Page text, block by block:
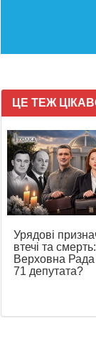
ЦЕ ТЕЖ
Урядові
втечі та
Верховна Рада
71 депутата?